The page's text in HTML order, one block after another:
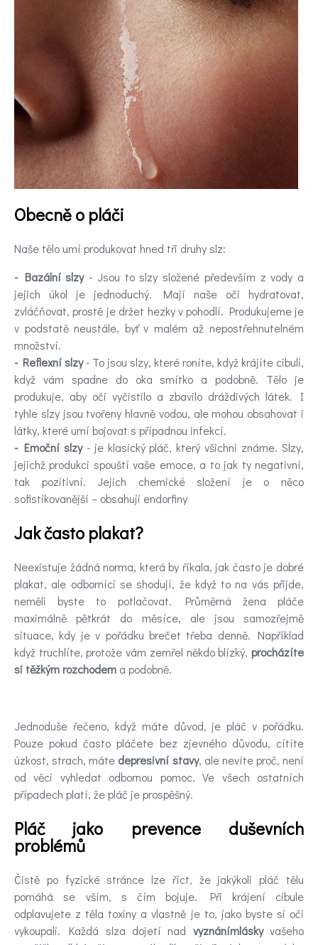
Hledáte
účinnou
pomoc
Videa
Kontakt
Registrace
Obecně o pláči
Naše tělo umí produkovat hned tři druhy slz:
- Bazální slzy- Jsou to slzy složené především z vody a
jejich úkol je jednoduchý. Mají naše oči hydratovat,
zvláčňovat, prostě je držet hezky v pohodlí. Produkujeme je
v podstatě neustále, byť v malém až nepostřehnutelném
množství.
- Reflexní slzy- To jsou slzy, které roníte, když krájíte cibuli,
když vám spadne do oka smítko a podobně. Tělo je
produkuje, aby oči vyčistilo a zbavilo dráždivých látek. I
tyhle slzy jsou tvořeny hlavně vodou, ale mohou obsahovat i
látky, které umí bojovat s případnou infekcí.
- Emoční slzy- je klasický pláč, který všichni známe. Slzy,
jejichž produkci spouští vaše emoce, a to jak ty negativní,
tak pozitivní. Jejich chemické složení je o něco
sofistikovanější – obsahuji endorfiny
Jak často plakat?
Neexistuje žádná norma, která by říkala, jak často je dobré
plakat, ale odborníci se shodují, že když to na vás přijde,
neměli byste to potlačovat. Průměrná žena pláče
maximálně pětkrát do měsíce, ale jsou samozřejmě
situace, kdy je v pořádku brečet třeba denně. Například
když truchlíte, protože vám zemřel někdo blízký, procházíte
si těžkým rozchodem a podobně.
Jednoduše řečeno, když máte důvod, je pláč v pořádku.
Pouze pokud často pláčete bez zjevného důvodu, cítíte
úzkost, strach, máte depresivní stavy, ale nevíte proč, není
od věci vyhledat odbornou pomoc. Ve všech ostatních
případech platí, že pláč je prospěšný.
Pláč jako prevence duševních
problémů
Čistě po fyzické stránce lze říct, že jakýkoli pláč tělu
pomáhá se vším, s čím bojuje. Při krájení cibule
odplavujete z těla toxiny a vlastně je to, jako byste si oči
vykoupali. Každá slza dojetí nad vyznánímláskyvašeho